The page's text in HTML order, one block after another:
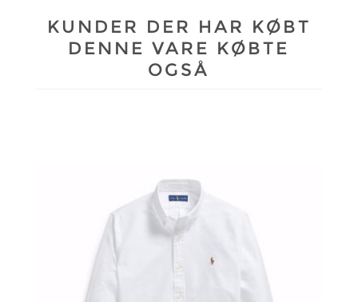
KUNDER DER HAR KØBT
DENNE VARE KØBTE
OGSÅ